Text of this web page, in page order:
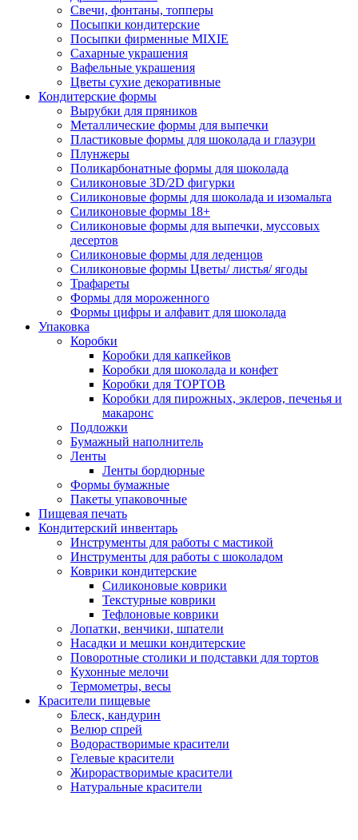
Свечи, фонтаны, топперы
Посыпки кондитерские
Посыпки фирменные MIXIE
Сахарные украшения
Вафельные украшения
Цветы сухие декоративные
Кондитерские формы
Вырубки для пряников
Металлические формы для выпечки
Пластиковые формы для шоколада и глазури
Плунжеры
Поликарбонатные формы для шоколада
Силиконовые 3D/2D фигурки
Силиконовые формы для шоколада и изомальта
Силиконовые формы 18+
Силиконовые формы для выпечки, муссовых
десертов
Силиконовые формы для леденцов
Силиконовые формы Цветы/ листья/ ягоды
Трафареты
Формы для мороженного
Формы цифры и алфавит для шоколада
Упаковка
Коробки
Коробки для капкейков
Коробки для шоколада и конфет
Коробки для ТОРТОВ
Коробки для пирожных, эклеров, печенья и
макаронс
Подложки
Бумажный наполнитель
Ленты
Ленты бордюрные
Формы бумажные
Пакеты упаковочные
Пищевая печать
Кондитерский инвентарь
Инструменты для работы с мастикой
Инструменты для работы с шоколадом
Коврики кондитерские
Силиконовые коврики
Текстурные коврики
Тефлоновые коврики
Лопатки, венчики, шпатели
Насадки и мешки кондитерские
Поворотные столики и подставки для тортов
Кухонные мелочи
Термометры, весы
Красители пищевые
Блеск, кандурин
Велюр спрей
Водорастворимые красители
Гелевые красители
Жирорастворимые красители
Натуральные красители